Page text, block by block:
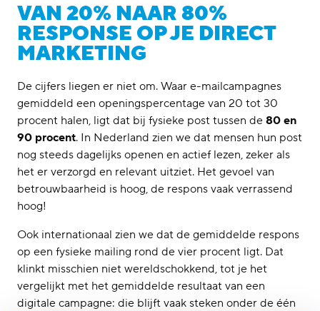
Tarieven
Over ons
Ons platform
Certificeringen
Ons bezorgnetwerk
Kennisbank
Artikelen
VAN 20% NAAR 80%
RESPONSE OP JE DIRECT
MARKETING
De cijfers liegen er niet om. Waar e-mailcampagnes
gemiddeld een openingspercentage van 20 tot 30
procent halen, ligt dat bij fysieke post tussen de 80 en
90 procent. In Nederland zien we dat mensen hun post
nog steeds dagelijks openen en actief lezen, zeker als
het er verzorgd en relevant uitziet. Het gevoel van
betrouwbaarheid is hoog, de respons vaak verrassend
hoog!
Ook internationaal zien we dat de gemiddelde respons
op een fysieke mailing rond de vier procent ligt. Dat
klinkt misschien niet wereldschokkend, tot je het
vergelijkt met het gemiddelde resultaat van een
digitale campagne: die blijft vaak steken onder de één